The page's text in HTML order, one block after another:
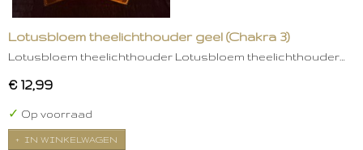
Lotusbloem theelichthouder geel (Chakra 3)
Lotusbloem theelichthouder Lotusbloem theelichthouder…
€ 12,99
✓ Op voorraad
IN WINKELWAGEN